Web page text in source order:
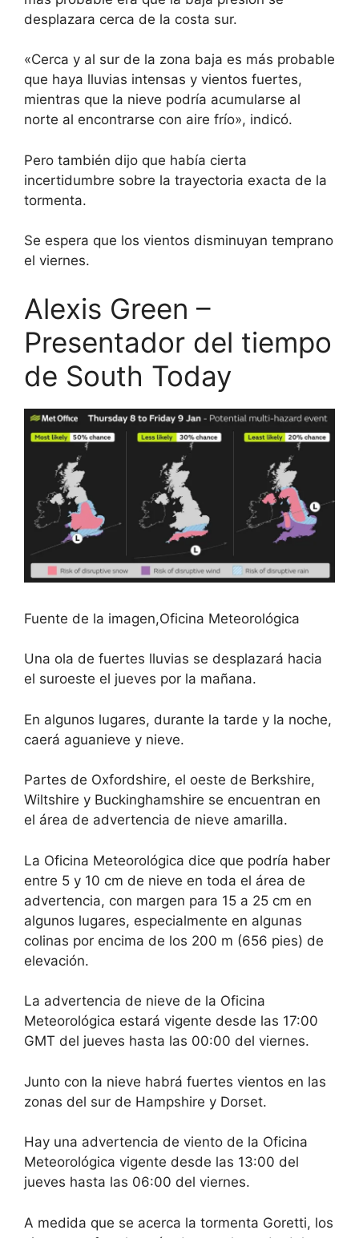
desplazara cerca de la costa sur.
«Cerca y al sur de la zona baja es más probable
que haya lluvias intensas y vientos fuertes,
mientras que la nieve podría acumularse al
norte al encontrarse con aire frío», indicó.
Pero también dijo que había cierta
incertidumbre sobre la trayectoria exacta de la
tormenta.
Se espera que los vientos disminuyan temprano
el viernes.
Alexis Green –
Presentador del tiempo
de South Today
Fuente de la imagen,Oficina Meteorológica
Una ola de fuertes lluvias se desplazará hacia
el suroeste el jueves por la mañana.
En algunos lugares, durante la tarde y la noche,
caerá aguanieve y nieve.
Partes de Oxfordshire, el oeste de Berkshire,
Wiltshire y Buckinghamshire se encuentran en
el área de advertencia de nieve amarilla.
La Oficina Meteorológica dice que podría haber
entre 5 y 10 cm de nieve en toda el área de
advertencia, con margen para 15 a 25 cm en
algunos lugares, especialmente en algunas
colinas por encima de los 200 m (656 pies) de
elevación.
La advertencia de nieve de la Oficina
Meteorológica estará vigente desde las 17:00
GMT del jueves hasta las 00:00 del viernes.
Junto con la nieve habrá fuertes vientos en las
zonas del sur de Hampshire y Dorset.
Hay una advertencia de viento de la Oficina
Meteorológica vigente desde las 13:00 del
jueves hasta las 06:00 del viernes.
A medida que se acerca la tormenta Goretti, los